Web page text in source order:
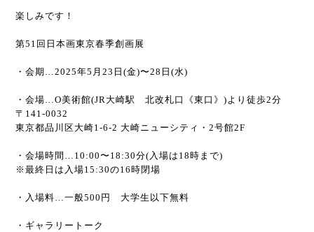
楽しみです！
第51回日本画東京春季創画展
・会期…2025年5月23日(金)〜28日(水)
・会場…O美術館(JR大崎駅 北改札口《東口》)より徒歩2分
〒141-0032
東京都品川区大崎1-6-2 大崎ニューシティ・2号館2F
・会場時間…10:00〜18:30分(入場は18時まで)
※最終日は入場15:30の16時閉場
・入場料…一般500円 大学生以下無料
・ギャラリートーク